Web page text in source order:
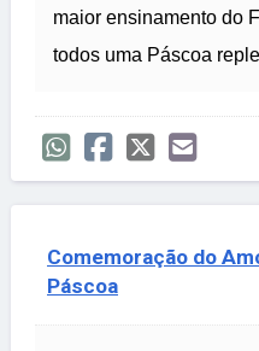
maior ensinamento do
todos uma Páscoa
Comemoração do
Páscoa